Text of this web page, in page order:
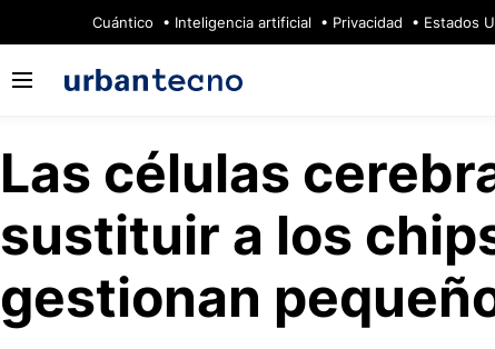
Cuántico Inteligencia artificial Privacidad Estados
Las células
sustituir a los
gestionan